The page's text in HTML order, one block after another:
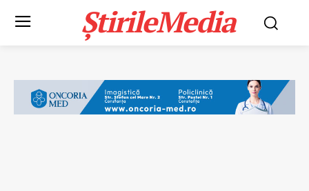
ȘtirileMedia